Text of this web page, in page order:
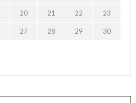
20 21 22 23
27 28 29 30